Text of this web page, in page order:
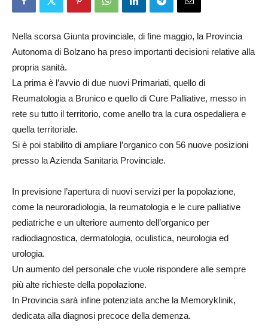
Nella scorsa Giunta provinciale, di fine maggio, la Provincia
Autonoma di Bolzano ha preso importanti decisioni relative alla
propria sanità.
La prima è l’avvio di due nuovi Primariati, quello di
Reumatologia a Brunico e quello di Cure Palliative, messo in
rete su tutto il territorio, come anello tra la cura ospedaliera e
quella territoriale.
Si è poi stabilito di ampliare l’organico con 56 nuove posizioni
presso la Azienda Sanitaria Provinciale.
In previsione l’apertura di nuovi servizi per la popolazione,
come la neuroradiologia, la reumatologia e le cure palliative
pediatriche e un ulteriore aumento dell’organico per
radiodiagnostica, dermatologia, oculistica, neurologia ed
urologia.
Un aumento del personale che vuole rispondere alle sempre
più alte richieste della popolazione.
In Provincia sarà infine potenziata anche la Memoryklinik,
dedicata alla diagnosi precoce della demenza.